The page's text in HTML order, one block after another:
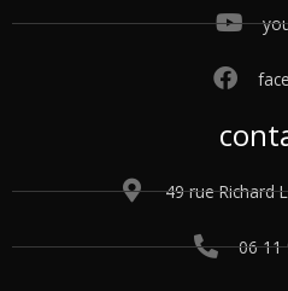
49 rue Richard
06 11